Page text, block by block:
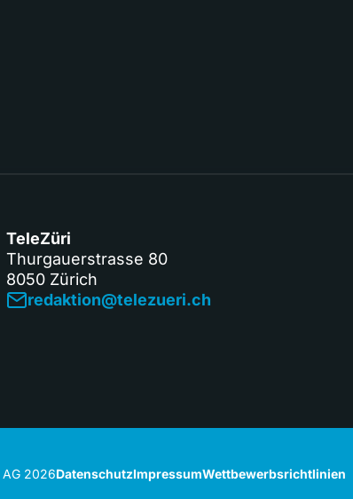
TeleZüri
Thurgauerstrasse 80
8050 Zürich
redaktion@telezueri.ch
2026DatenschutzImpressumWettbewerbsrichtlinien